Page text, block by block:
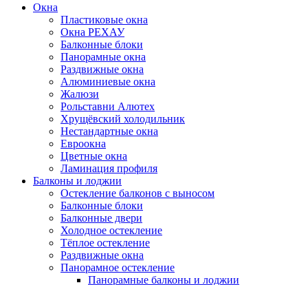
Окна
Пластиковые окна
Окна РЕХАУ
Балконные блоки
Панорамные окна
Раздвижные окна
Алюминиевые окна
Жалюзи
Рольставни Алютех
Хрущёвский холодильник
Нестандартные окна
Евроокна
Цветные окна
Ламинация профиля
Балконы и лоджии
Остекление балконов с выносом
Балконные блоки
Балконные двери
Холодное остекление
Тёплое остекление
Раздвижные окна
Панорамное остекление
Панорамные балконы и лоджии